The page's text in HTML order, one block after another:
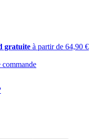
gratuite à partir de 64,90 €